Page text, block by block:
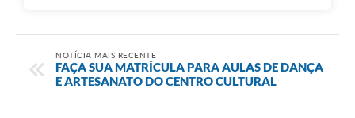
NOTÍCIA MAIS RECENTE
FAÇA SUA MATRÍCULA PARA AULAS DE DANÇA
E ARTESANATO DO CENTRO CULTURAL